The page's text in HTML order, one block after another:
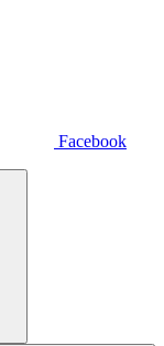
Facebook